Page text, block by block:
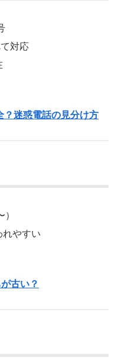
対応
迷惑電話の見分け方
やすい
古い？